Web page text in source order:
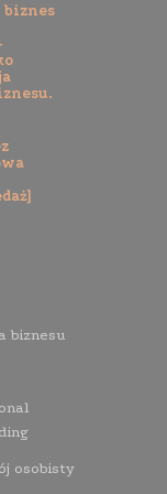
biznes
biznesu
osobisty